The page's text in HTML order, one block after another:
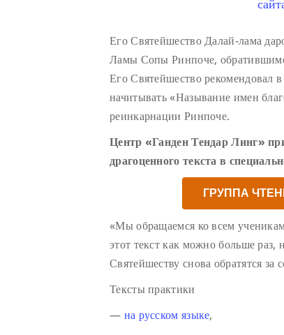
Его Святейшество Далай-лама
Ламы Сопы Ринпоче,
Его Святейшество рекомендовал
начитывать «Называние имен
реинкарнации Ринпоче.
Центр «Ганден Тендар Линг»
драгоценного текста в
ГРУППА
«Мы обращаемся ко всем
этот текст как можно больше раз,
Святейшеству снова обратятся
Тексты практики
— на русском языке,